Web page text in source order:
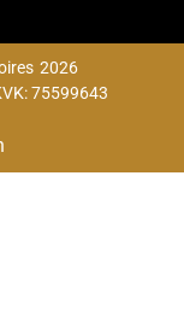
2026
75599643